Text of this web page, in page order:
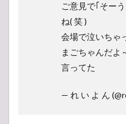
ご意見で｢そー
ね( 笑 )
会場で泣いちゃ
まごちゃんだよ
言ってた
— れ い よ ん